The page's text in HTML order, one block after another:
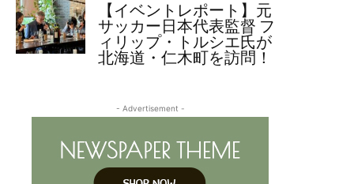
【イベントレポート】元
サッカー日本代表監督 フ
ィリップ・トルシエ氏が
北海道・仁木町を訪問！
- Advertisement -